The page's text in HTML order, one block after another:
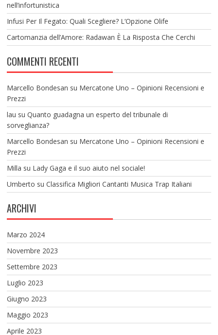
nell’infortunistica
Infusi Per Il Fegato: Quali Scegliere? L’Opzione Olife
Cartomanzia dell’Amore: Radawan È La Risposta Che Cerchi
COMMENTI RECENTI
Marcello Bondesan su Mercatone Uno – Opinioni Recensioni e
Prezzi
lau su Quanto guadagna un esperto del tribunale di
sorveglianza?
Marcello Bondesan su Mercatone Uno – Opinioni Recensioni e
Prezzi
Milla su Lady Gaga e il suo aiuto nel sociale!
Umberto su Classifica Migliori Cantanti Musica Trap Italiani
ARCHIVI
Marzo 2024
Novembre 2023
Settembre 2023
Luglio 2023
Giugno 2023
Maggio 2023
Aprile 2023